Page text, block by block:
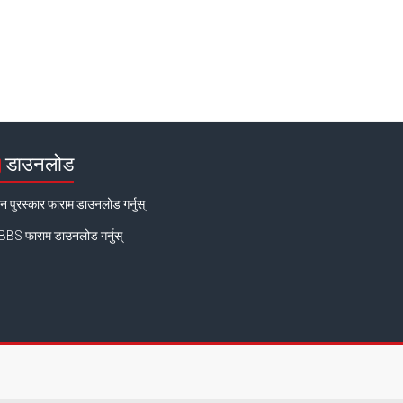
डाउनलोड
पुरस्कार फाराम डाउनलोड गर्नुस्
फाराम डाउनलोड गर्नुस्